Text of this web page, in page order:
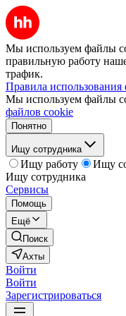
Мы используем файлы
правильную работу
трафик.
Правила
Мы используем файлы
файлов cookie
Понятно
Ищу сотрудника
Ищу работу
Ищу
Ищу сотрудника
Сервисы
Помощь
Ещё
Поиск
Ахты
Войти
Войти
Зарегистрироваться